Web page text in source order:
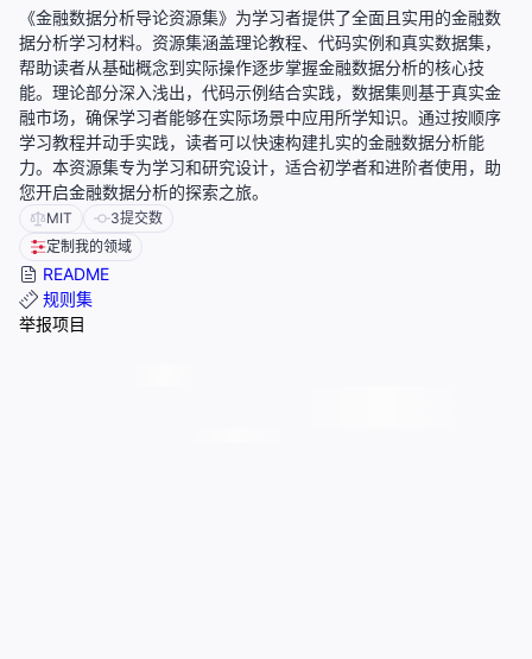
《金融数据分析导论资源集》为学习者提供了全面且实用的金融数
据分析学习材料。资源集涵盖理论教程、代码实例和真实数据集，
帮助读者从基础概念到实际操作逐步掌握金融数据分析的核心技
能。理论部分深入浅出，代码示例结合实践，数据集则基于真实金
融市场，确保学习者能够在实际场景中应用所学知识。通过按顺序
学习教程并动手实践，读者可以快速构建扎实的金融数据分析能
力。本资源集专为学习和研究设计，适合初学者和进阶者使用，助
您开启金融数据分析的探索之旅。
MIT 3提交数
定制我的领域
README
规则集
举报项目